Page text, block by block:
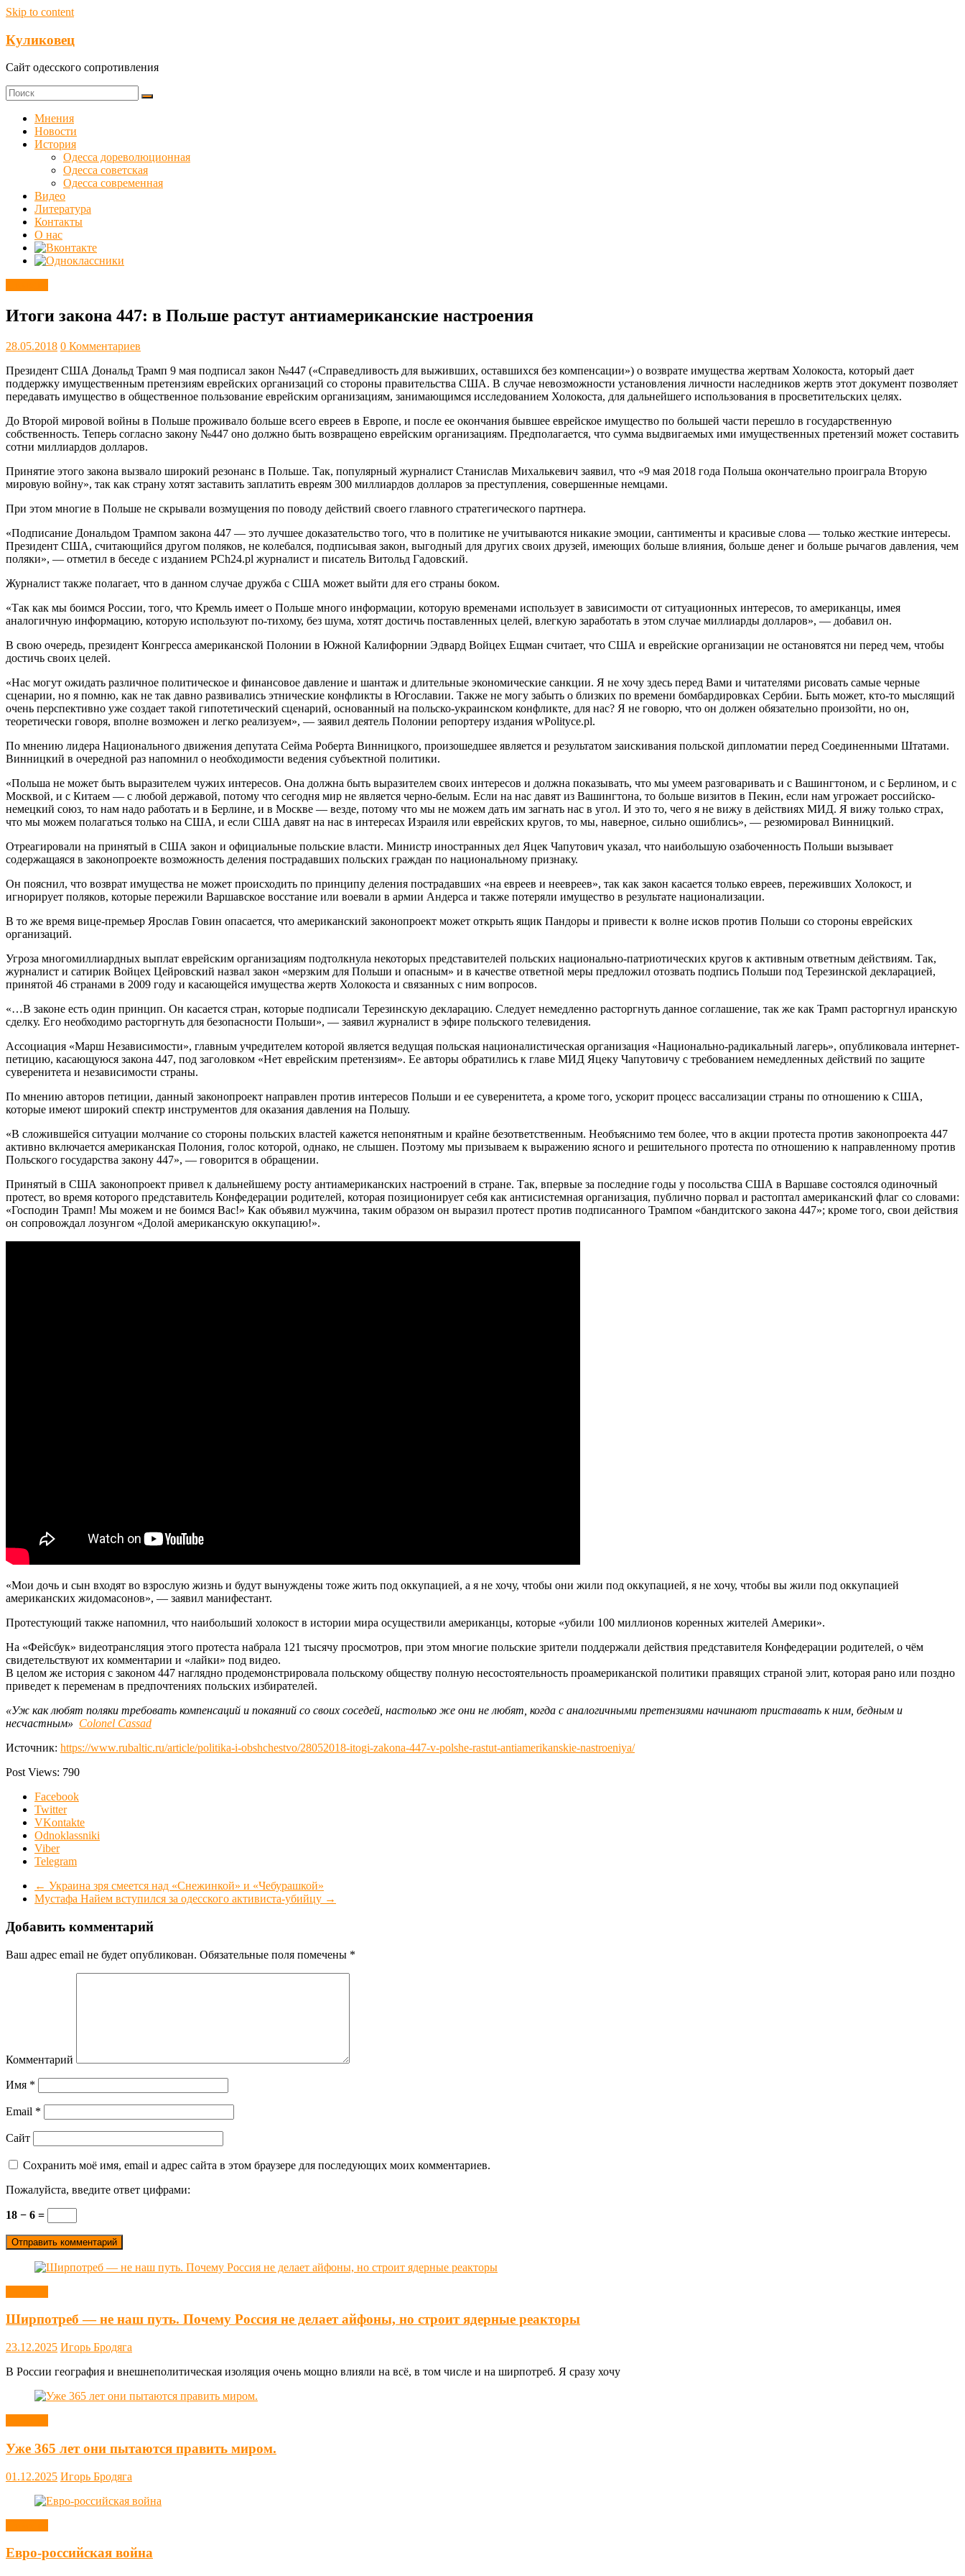
Skip to content
Куликовец
Сайт одесского сопротивления
Мнения
Новости
История
Одесса дореволюционная
Одесса советская
Одесса современная
Видео
Литература
Контакты
О нас
Итоги закона 447: в Польше растут антиамериканские настроения
28.05.2018 0 Комментариев
Президент США Дональд Трамп 9 мая подписал закон №447 («Справедливость для выживших, оставшихся без компенсации») о возврате имущества жертвам Холокоста, который дает
поддержку имущественным претензиям еврейских организаций со стороны правительства США. В случае невозможности установления личности наследников жертв этот документ позволяет
передавать имущество в общественное пользование еврейским организациям, занимающимся исследованием Холокоста, для дальнейшего использования в просветительских целях.
До Второй мировой войны в Польше проживало больше всего евреев в Европе, и после ее окончания бывшее еврейское имущество по большей части перешло в государственную
собственность. Теперь согласно закону №447 оно должно быть возвращено еврейским организациям. Предполагается, что сумма выдвигаемых ими имущественных претензий может составить
сотни миллиардов долларов.
Принятие этого закона вызвало широкий резонанс в Польше. Так, популярный журналист Станислав Михалькевич заявил, что «9 мая 2018 года Польша окончательно проиграла Вторую
мировую войну», так как страну хотят заставить заплатить евреям 300 миллиардов долларов за преступления, совершенные немцами.
При этом многие в Польше не скрывали возмущения по поводу действий своего главного стратегического партнера.
«Подписание Дональдом Трампом закона 447 — это лучшее доказательство того, что в политике не учитываются никакие эмоции, сантименты и красивые слова — только жесткие интересы.
Президент США, считающийся другом поляков, не колебался, подписывая закон, выгодный для других своих друзей, имеющих больше влияния, больше денег и больше рычагов давления, чем
поляки», — отметил в беседе с изданием PCh24.pl журналист и писатель Витольд Гадовский.
Журналист также полагает, что в данном случае дружба с США может выйти для его страны боком.
«Так как мы боимся России, того, что Кремль имеет о Польше много информации, которую временами использует в зависимости от ситуационных интересов, то американцы, имея
аналогичную информацию, которую используют по-тихому, без шума, хотят достичь поставленных целей, влегкую заработать в этом случае миллиарды долларов», — добавил он.
В свою очередь, президент Конгресса американской Полонии в Южной Калифорнии Эдвард Войцех Ещман считает, что США и еврейские организации не остановятся ни перед чем, чтобы
достичь своих целей.
«Нас могут ожидать различное политическое и финансовое давление и шантаж и длительные экономические санкции. Я не хочу здесь перед Вами и читателями рисовать самые черные
сценарии, но я помню, как не так давно развивались этнические конфликты в Югославии. Также не могу забыть о близких по времени бомбардировках Сербии. Быть может, кто-то мыслящий
очень перспективно уже создает такой гипотетический сценарий, основанный на польско-украинском конфликте, для нас? Я не говорю, что он должен обязательно произойти, но он,
теоретически говоря, вполне возможен и легко реализуем», — заявил деятель Полонии репортеру издания wPolityce.pl.
По мнению лидера Национального движения депутата Сейма Роберта Винницкого, произошедшее является и результатом заискивания польской дипломатии перед Соединенными Штатами.
Винницкий в очередной раз напомнил о необходимости ведения субъектной политики.
«Польша не может быть выразителем чужих интересов. Она должна быть выразителем своих интересов и должна показывать, что мы умеем разговаривать и с Вашингтоном, и с Берлином, и с
Москвой, и с Китаем — с любой державой, потому что сегодня мир не является черно-белым. Если на нас давят из Вашингтона, то больше визитов в Пекин, если нам угрожает российско-
немецкий союз, то нам надо работать и в Берлине, и в Москве — везде, потому что мы не можем дать им загнать нас в угол. И это то, чего я не вижу в действиях МИД. Я вижу только страх,
что мы можем полагаться только на США, и если США давят на нас в интересах Израиля или еврейских кругов, то мы, наверное, сильно ошиблись», — резюмировал Винницкий.
Отреагировали на принятый в США закон и официальные польские власти. Министр иностранных дел Яцек Чапутович указал, что наибольшую озабоченность Польши вызывает
содержащаяся в законопроекте возможность деления пострадавших польских граждан по национальному признаку.
Он пояснил, что возврат имущества не может происходить по принципу деления пострадавших «на евреев и неевреев», так как закон касается только евреев, переживших Холокост, и
игнорирует поляков, которые пережили Варшавское восстание или воевали в армии Андерса и также потеряли имущество в результате национализации.
В то же время вице-премьер Ярослав Говин опасается, что американский законопроект может открыть ящик Пандоры и привести к волне исков против Польши со стороны еврейских
организаций.
Угроза многомиллиардных выплат еврейским организациям подтолкнула некоторых представителей польских национально-патриотических кругов к активным ответным действиям. Так,
журналист и сатирик Войцех Цейровский назвал закон «мерзким для Польши и опасным» и в качестве ответной меры предложил отозвать подпись Польши под Терезинской декларацией,
принятой 46 странами в 2009 году и касающейся имущества жертв Холокоста и связанных с ним вопросов.
«…В законе есть один принцип. Он касается стран, которые подписали Терезинскую декларацию. Следует немедленно расторгнуть данное соглашение, так же как Трамп расторгнул иранскую
сделку. Его необходимо расторгнуть для безопасности Польши», — заявил журналист в эфире польского телевидения.
Ассоциация «Марш Независимости», главным учредителем которой является ведущая польская националистическая организация «Национально-радикальный лагерь», опубликовала интернет-
петицию, касающуюся закона 447, под заголовком «Нет еврейским претензиям». Ее авторы обратились к главе МИД Яцеку Чапутовичу с требованием немедленных действий по защите
суверенитета и независимости страны.
По мнению авторов петиции, данный законопроект направлен против интересов Польши и ее суверенитета, а кроме того, ускорит процесс вассализации страны по отношению к США,
которые имеют широкий спектр инструментов для оказания давления на Польшу.
«В сложившейся ситуации молчание со стороны польских властей кажется непонятным и крайне безответственным. Необъяснимо тем более, что в акции протеста против законопроекта 447
активно включается американская Полония, голос которой, однако, не слышен. Поэтому мы призываем к выражению ясного и решительного протеста по отношению к направленному против
Польского государства закону 447», — говорится в обращении.
Принятый в США законопроект привел к дальнейшему росту антиамериканских настроений в стране. Так, впервые за последние годы у посольства США в Варшаве состоялся одиночный
протест, во время которого представитель Конфедерации родителей, которая позиционирует себя как антисистемная организация, публично порвал и растоптал американский флаг со словами:
«Господин Трамп! Мы можем и не боимся Вас!» Как объявил мужчина, таким образом он выразил протест против подписанного Трампом «бандитского закона 447»; кроме того, свои действия
он сопровождал лозунгом «Долой американскую оккупацию!».
«Мои дочь и сын входят во взрослую жизнь и будут вынуждены тоже жить под оккупацией, а я не хочу, чтобы они жили под оккупацией, я не хочу, чтобы вы жили под оккупацией
американских жидомасонов», — заявил манифестант.
Протестующий также напомнил, что наибольший холокост в истории мира осуществили американцы, которые «убили 100 миллионов коренных жителей Америки».
На «Фейсбук» видеотрансляция этого протеста набрала 121 тысячу просмотров, при этом многие польские зрители поддержали действия представителя Конфедерации родителей, о чём
свидетельствуют их комментарии и «лайки» под видео.
В целом же история с законом 447 наглядно продемонстрировала польскому обществу полную несостоятельность проамериканской политики правящих страной элит, которая рано или поздно
приведет к переменам в предпочтениях польских избирателей.
«Уж как любят поляки требовать компенсаций и покаяний со своих соседей, настолько же они не любят, когда с аналогичными претензиями начинают приставать к ним, бедным и
несчастным» Colonel Cassad
Источник: https://www.rubaltic.ru/article/politika-i-obshchestvo/28052018-itogi-zakona-447-v-polshe-rastut-antiamerikanskie-nastroeniya/
Post Views: 790
Facebook
Twitter
VKontakte
Odnoklassniki
Viber
Telegram
← Украина зря смеется над «Снежинкой» и «Чебурашкой»
Мустафа Найем вступился за одесского активиста-убийцу →
Добавить комментарий
Ваш адрес email не будет опубликован. Обязательные поля помечены *
Комментарий
Имя *
Email *
Сайт
Сохранить моё имя, email и адрес сайта в этом браузере для последующих моих комментариев.
Пожалуйста, введите ответ цифрами:
18 − 6 =
Ширпотреб — не наш путь. Почему Россия не делает айфоны, но строит ядерные реакторы
23.12.2025 Игорь Бродяга
В России география и внешнеполитическая изоляция очень мощно влияли на всё, в том числе и на ширпотреб. Я сразу хочу
Уже 365 лет они пытаются править миром.
01.12.2025 Игорь Бродяга
Евро-российская война